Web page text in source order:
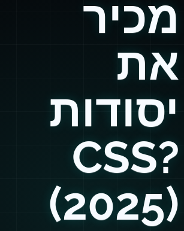
מכיר
את
יסודות
CSS?
(2025)